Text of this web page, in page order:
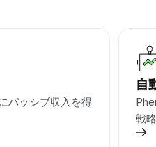
パッシブ収入を得
自
戦